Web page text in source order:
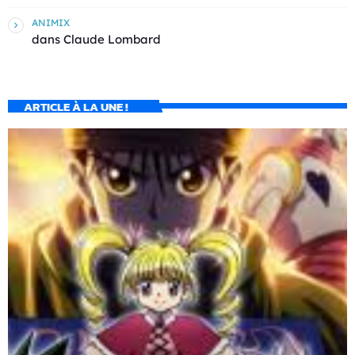
ANIMIX
dans Claude Lombard
ARTICLE À LA UNE !